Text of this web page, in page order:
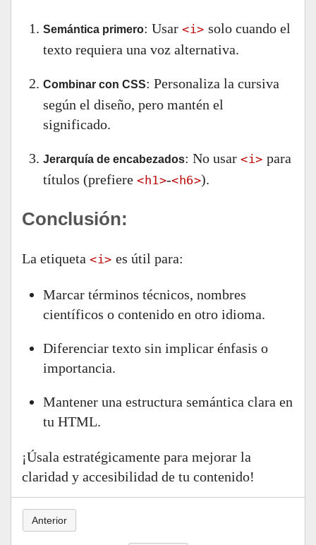
Semántica primero: Usar <i> solo cuando el
texto requiera una voz alternativa.
Combinar con CSS: Personaliza la cursiva
según el diseño, pero mantén el
significado.
Jerarquía de encabezados: No usar <i> para
títulos (prefiere <h1>-<h6>).
Conclusión:
La etiqueta <i> es útil para:
Marcar términos técnicos, nombres
científicos o contenido en otro idioma.
Diferenciar texto sin implicar énfasis o
importancia.
Mantener una estructura semántica clara en
tu HTML.
¡Úsala estratégicamente para mejorar la
claridad y accesibilidad de tu contenido!
Anterior